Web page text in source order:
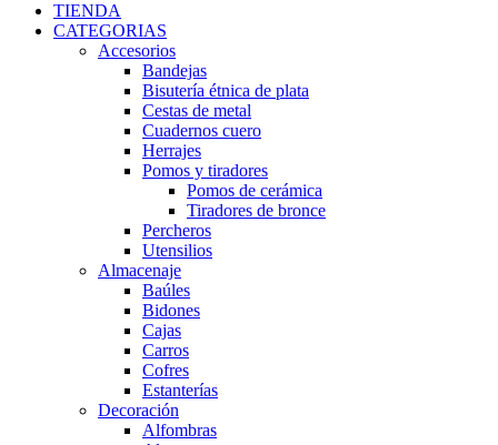
TIENDA
CATEGORIAS
Accesorios
Bandejas
Bisutería étnica de plata
Cestas de metal
Cuadernos cuero
Herrajes
Pomos y tiradores
Pomos de cerámica
Tiradores de bronce
Percheros
Utensilios
Almacenaje
Baúles
Bidones
Cajas
Carros
Cofres
Estanterías
Decoración
Alfombras